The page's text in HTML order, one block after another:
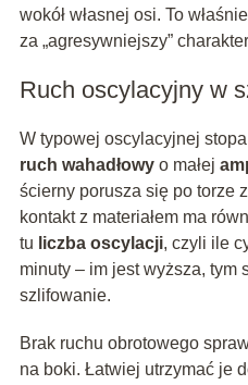
wokół własnej osi. To
za „agresywniejszy”
Ruch oscylacyjny w
W typowej oscylacyjnej
ruch wahadłowyo małej
ścierny porusza się po torze
kontakt z materiałem ma
tu liczba oscylacji, czyli ile
minuty – im jest wyższa,
szlifowanie.
Brak ruchu obrotowego
na boki. Łatwiej utrzymać je